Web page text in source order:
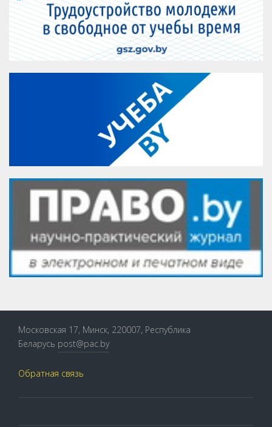
Московская 17, Минск, 220007, Республика
Беларусь post@pac.by
Обратная связь